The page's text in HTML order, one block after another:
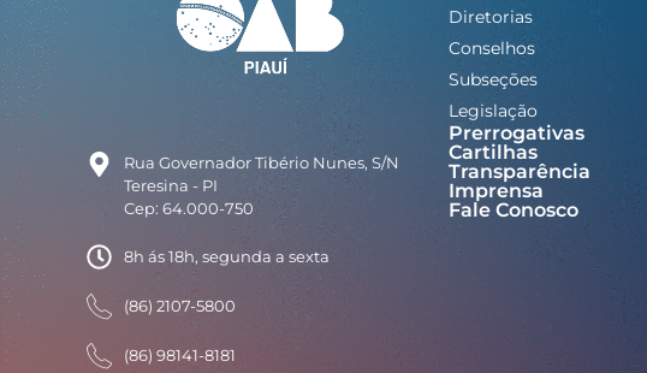
Rua Governador Tibério Nunes, S/N
Teresina - PI
Cep: 64.000-750
8h ás 18h, segunda a sexta
(86) 2107-5800
(86) 98141-8181
Diretorias
Conselhos
Subseções
Legislação
Prerrogativas
Cartilhas
Transparência
Imprensa
Fale Conosco